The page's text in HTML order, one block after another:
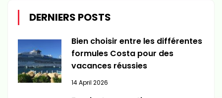
DERNIERS POSTS
Bien choisir entre les différentes
formules Costa pour des
vacances réussies
14 April 2026